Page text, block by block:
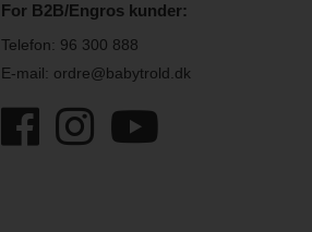
For B2B/Engros kunder:
Telefon: 96 300 888
E-mail: ordre@babytrold.dk